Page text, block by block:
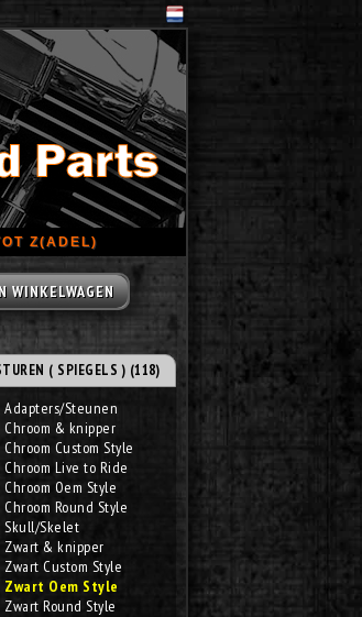
Z(ADEL)
WINKELWAGEN
( SPIEGELS ) (118)
Adapters/Steunen
Chroom & knipper
Chroom Custom Style
Chroom Live to Ride
Chroom Oem Style
Chroom Round Style
Skull/Skelet
Zwart & knipper
Zwart Custom Style
Zwart Oem Style
Zwart Round Style